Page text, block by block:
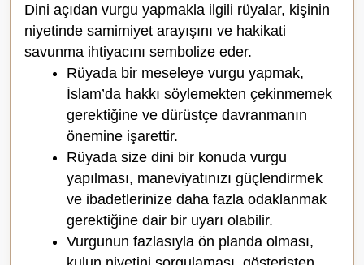
Dini açıdan vurgu yapmakla ilgili rüyalar, kişinin
niyetinde samimiyet arayışını ve hakikati
savunma ihtiyacını sembolize eder.
Rüyada bir meseleye vurgu yapmak,
İslam’da hakkı söylemekten çekinmemek
gerektiğine ve dürüstçe davranmanın
önemine işarettir.
Rüyada size dini bir konuda vurgu
yapılması, maneviyatınızı güçlendirmek
ve ibadetlerinize daha fazla odaklanmak
gerektiğine dair bir uyarı olabilir.
Vurgunun fazlasıyla ön planda olması,